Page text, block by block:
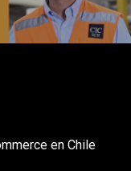
en Chile